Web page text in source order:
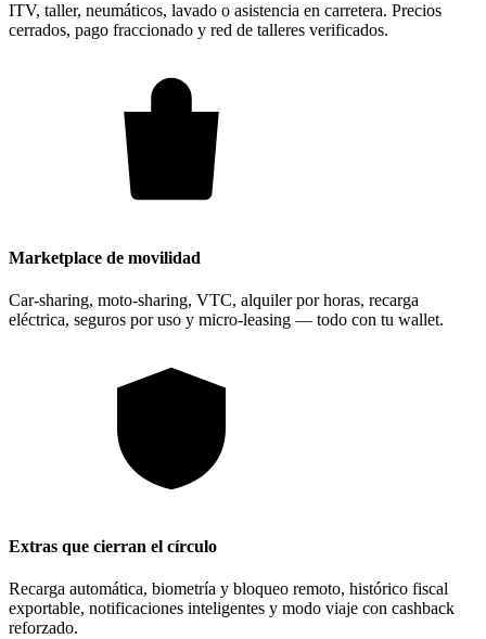
ITV, taller, neumáticos, lavado o asistencia en carretera. Precios
cerrados, pago fraccionado y red de talleres verificados.
Marketplace de movilidad
Car-sharing, moto-sharing, VTC, alquiler por horas, recarga
eléctrica, seguros por uso y micro-leasing — todo con tu wallet.
Extras que cierran el círculo
Recarga automática, biometría y bloqueo remoto, histórico fiscal
exportable, notificaciones inteligentes y modo viaje con cashback
reforzado.